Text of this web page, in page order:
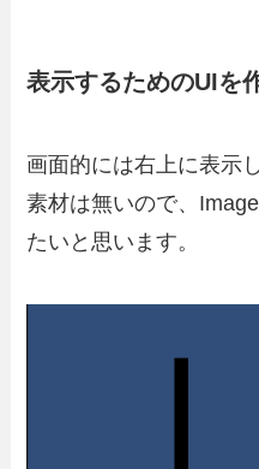
表示するためのUIを
画面的には右上に表示
素材は無いので、
たいと思います。